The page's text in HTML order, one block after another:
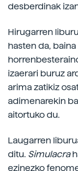
desberdinak
Hirugarren
hasten da,
izaerari buruz
arima zatikiz
adimenarekin
aitortuko du.
Laugarren
ditu. Simulacra
ezinezko